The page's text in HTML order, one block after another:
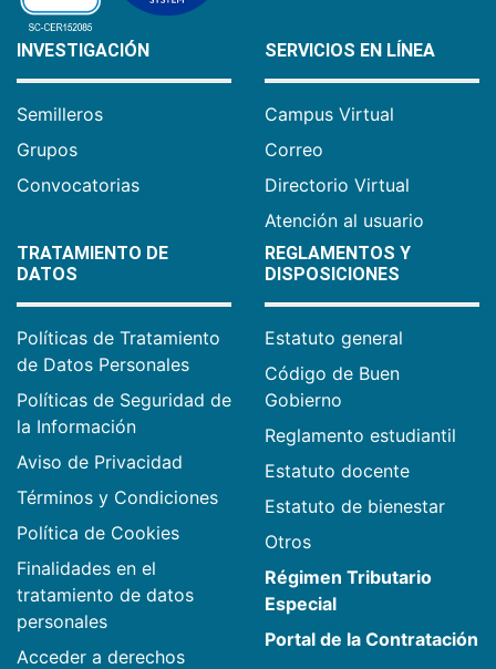
INVESTIGACIÓN
Semilleros
Grupos
Convocatorias
SERVICIOS EN LÍNEA
Campus Virtual
Correo
Directorio Virtual
Atención al usuario
TRATAMIENTO DE
DATOS
Políticas de Tratamiento
de Datos Personales
Políticas de Seguridad de
la Información
Aviso de Privacidad
Términos y Condiciones
Política de Cookies
Finalidades en el
tratamiento de datos
personales
Acceder a derechos
REGLAMENTOS Y
DISPOSICIONES
Estatuto general
Código de Buen
Gobierno
Reglamento estudiantil
Estatuto docente
Estatuto de bienestar
Otros
Régimen Tributario
Especial
Portal de la Contratación